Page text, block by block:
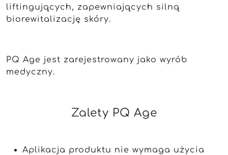
liftingujących, zapewniających silną
biorewitalizację skóry.
PQ Age jest zarejestrowany jako wyrób
medyczny.
Zalety PQ Age
Aplikacja produktu nie wymaga użycia